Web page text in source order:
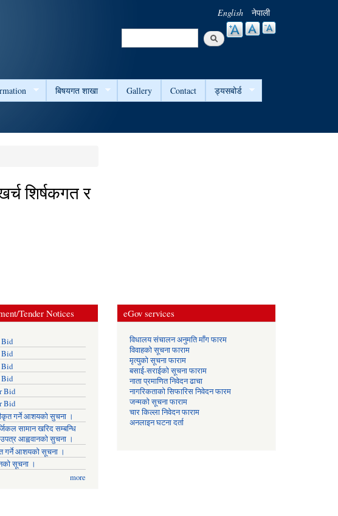
English नेपाली
Search
बिषयगत शाखा Gallery Contact
ड्यसबोर्ड
शिर्षकगत र
Tender Notices
Bid
Bid
Bid
Bid
Bid
Bid
गर्ने आशयको सुचना ।
सामान खरिद सम्बन्धि
आह्ववानको सुचना ।
गर्ने आशयको सूचना ।
सूचना ।
more
eGov services
विधालय संचालन अनुमति माँग फारम
विवाहको सूचना फाराम
मृत्युको सूचना फाराम
बसाई-सराईको सूचना फाराम
नाता प्रमाणित निवेदन ढाचा
नागरिकताको सिफारिस निवेदन फारम
जन्मको सूचना फाराम
चार किल्ला निवेदन फाराम
अनलाइन घटना दर्ता